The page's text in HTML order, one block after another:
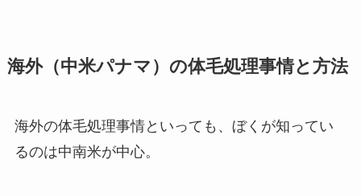
海外（中米パナマ）の体毛処理事情と方法
海外の体毛処理事情といっても、ぼくが知ってい
るのは中南米が中心。